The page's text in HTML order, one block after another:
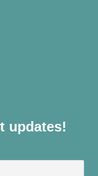
updates!